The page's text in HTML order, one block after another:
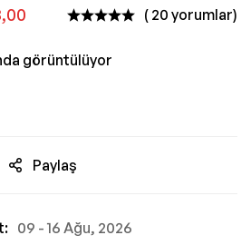
( 20 yorumlar)
görüntülüyor
Paylaş
09 - 16 Ağu, 2026